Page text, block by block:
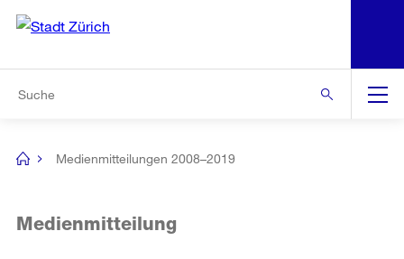
Navigation
[no
Medienmitteilungen 2008–2019
Medienmitteilung